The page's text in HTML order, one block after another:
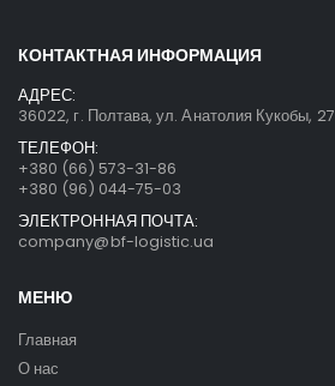
КОНТАКТНАЯ ИНФОРМАЦИЯ
АДРЕС:
36022, г. Полтава, ул. Анатолия Кукобы, 27
ТЕЛЕФОН:
+380 (66) 573-31-86
+380 (96) 044-75-03
ЭЛЕКТРОННАЯ ПОЧТА:
company@bf-logistic.ua
МЕНЮ
Главная
О нас